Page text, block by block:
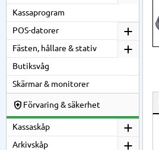
Kassaprogram
POS-datorer
Fästen, hållare & stativ
Butiksvåg
Skärmar & monitorer
Förvaring & säkerhet
Kassaskåp
Arkivskåp